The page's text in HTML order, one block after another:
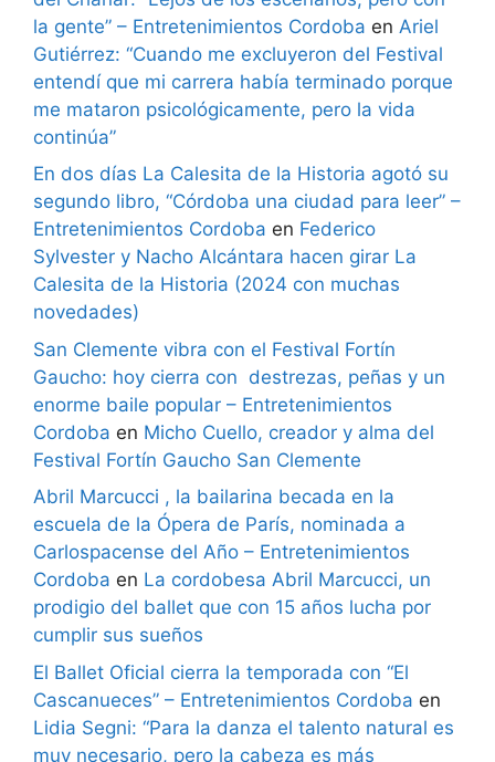
la gente” – Entretenimientos Cordoba en Ariel
Gutiérrez: “Cuando me excluyeron del Festival
entendí que mi carrera había terminado porque
me mataron psicológicamente, pero la vida
continúa”
En dos días La Calesita de la Historia agotó su
segundo libro, “Córdoba una ciudad para leer” –
Entretenimientos Cordoba en Federico
Sylvester y Nacho Alcántara hacen girar La
Calesita de la Historia (2024 con muchas
novedades)
San Clemente vibra con el Festival Fortín
Gaucho: hoy cierra con destrezas, peñas y un
enorme baile popular – Entretenimientos
Cordoba en Micho Cuello, creador y alma del
Festival Fortín Gaucho San Clemente
Abril Marcucci , la bailarina becada en la
escuela de la Ópera de París, nominada a
Carlospacense del Año – Entretenimientos
Cordoba en La cordobesa Abril Marcucci, un
prodigio del ballet que con 15 años lucha por
cumplir sus sueños
El Ballet Oficial cierra la temporada con “El
Cascanueces” – Entretenimientos Cordoba en
Lidia Segni: “Para la danza el talento natural es
muy necesario, pero la cabeza es más